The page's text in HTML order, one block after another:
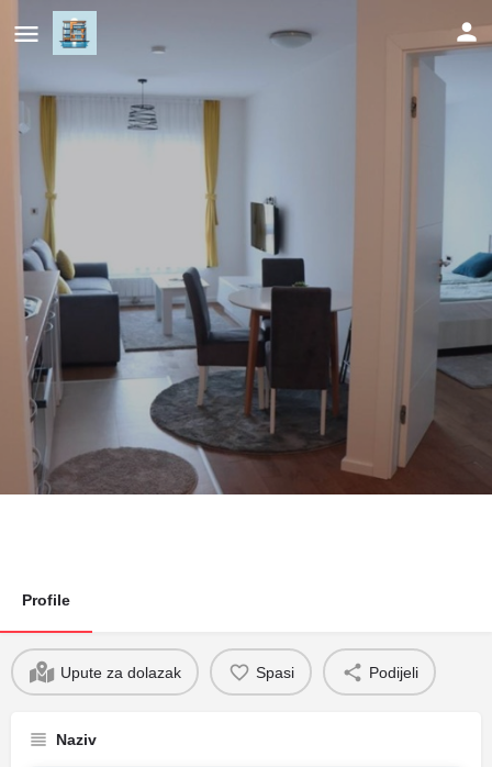
Apartman Kami
Profile
Upute za dolazak Spasi Podijeli
Naziv